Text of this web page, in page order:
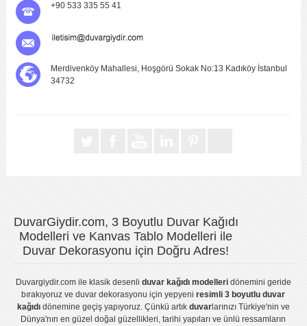
+90 533 335 55 41
Merdivenköy Mahallesi, Hoşgörü Sokak No:13 Kadıköy İstanbul
34732
DuvarGiydir.com, 3 Boyutlu Duvar Kağıdı
Modelleri ve Kanvas Tablo Modelleri ile
Duvar Dekorasyonu için Doğru Adres!
Duvargiydir.comile klasik desenli duvar kağıdı modelleridönemini geride
bırakıyoruz veduvar dekorasyonu için yepyeniresimli 3 boyutlu duvar
kağıdıdönemine geçiş yapıyoruz. Çünkü artık duvarlarınızı Türkiye'nin ve
Dünya'nın en güzel doğal güzellikleri, tarihi yapıları ve ünlü ressamların